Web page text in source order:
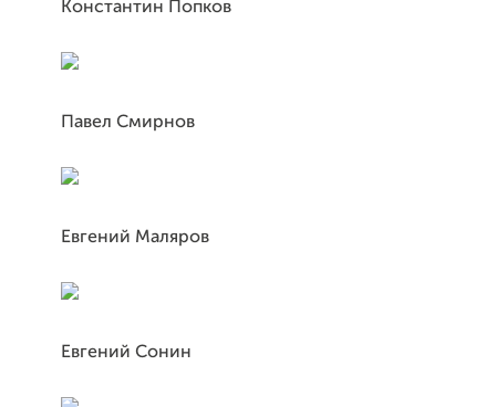
Константин Попков
Павел Смирнов
Евгений Маляров
Евгений Сонин